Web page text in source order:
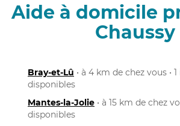
Aide à domicile
Chaussy
Bray-et-Lû • à 4 km de chez vous •
disponibles
Mantes-la-Jolie • à 15 km de chez
disponibles